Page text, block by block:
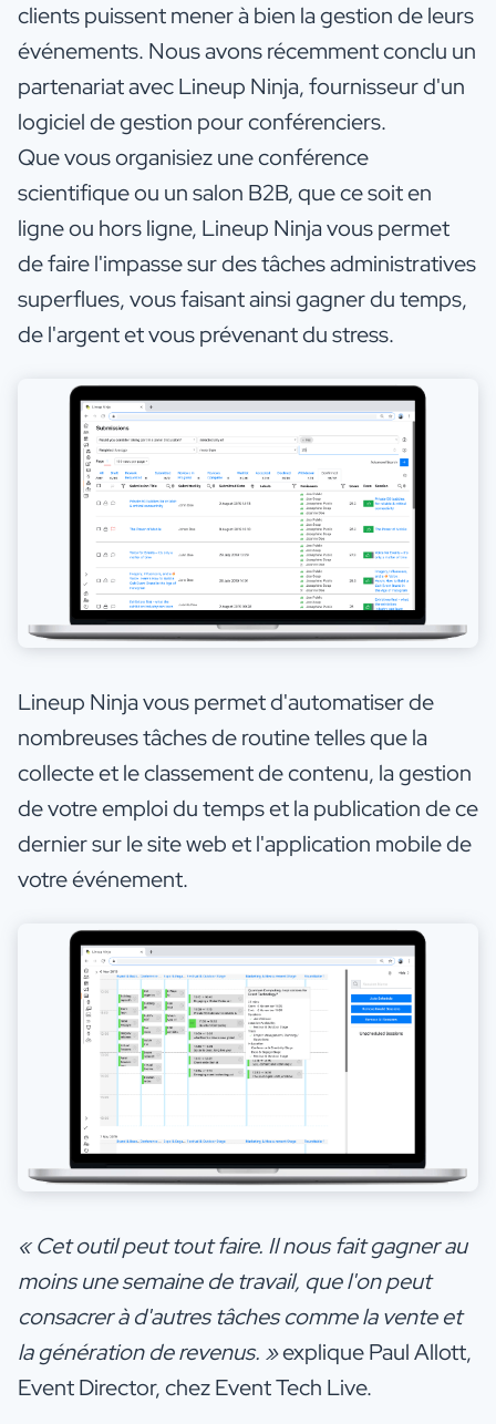
clients puissent mener à bien la gestion de leurs
événements. Nous avons récemment conclu un
partenariat avec Lineup Ninja, fournisseur d'un
logiciel de gestion pour conférenciers.
Que vous organisiez une conférence
scientifique ou un salon B2B, que ce soit en
ligne ou hors ligne, Lineup Ninja vous permet
de faire l'impasse sur des tâches administratives
superflues, vous faisant ainsi gagner du temps,
de l'argent et vous prévenant du stress.
Lineup Ninja vous permet d'automatiser de
nombreuses tâches de routine telles que la
collecte et le classement de contenu, la gestion
de votre emploi du temps et la publication de ce
dernier sur le site web et l'application mobile de
votre événement.
« Cet outil peut tout faire. Il nous fait gagner au
moins une semaine de travail, que l'on peut
consacrer à d'autres tâches comme la vente et
la génération de revenus. »explique Paul Allott,
Event Director, chez Event Tech Live.